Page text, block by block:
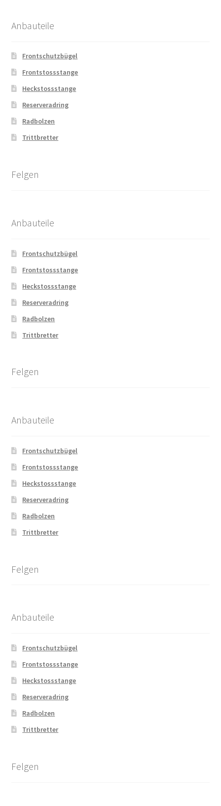
Anbauteile
Frontschutzbügel
Frontstossstange
Heckstossstange
Reserveradring
Radbolzen
Trittbretter
Felgen
Anbauteile
Frontschutzbügel
Frontstossstange
Heckstossstange
Reserveradring
Radbolzen
Trittbretter
Felgen
Anbauteile
Frontschutzbügel
Frontstossstange
Heckstossstange
Reserveradring
Radbolzen
Trittbretter
Felgen
Anbauteile
Frontschutzbügel
Frontstossstange
Heckstossstange
Reserveradring
Radbolzen
Trittbretter
Felgen